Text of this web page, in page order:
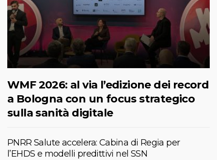
WMF 2026: al via l’edizione dei record
a Bologna con un focus strategico
sulla sanità digitale
PNRR Salute accelera: Cabina di Regia per
l’EHDS e modelli predittivi nel SSN